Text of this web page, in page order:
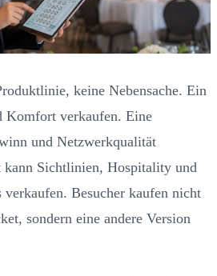
keine Nebensache. Ein
Komfort verkaufen. Eine
und Netzwerkqualität
Sichtlinien, Hospitality und
verkaufen. Besucher kaufen nicht
sondern eine andere Version